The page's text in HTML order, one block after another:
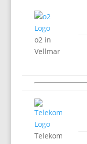
o2 in
Vellmar
Telekom